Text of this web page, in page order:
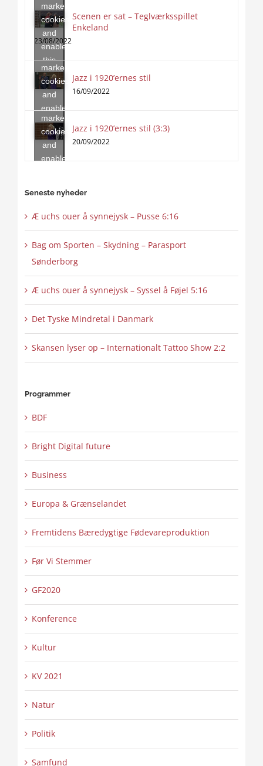
marketing
cookies
and
enable
this
content
Scenen er sat – Teglværksspillet
Enkeland
23/08/2022
Click
to
marketing
cookies
and
enable
this
content
Jazz i 1920’ernes stil
16/09/2022
Click
to
accept
marketing
cookies
and
enable
Jazz i 1920’ernes stil (3:3)
20/09/2022
Seneste nyheder
Æ uchs ouer å synnejysk – Pusse 6:16
Bag om Sporten – Skydning – Parasport
Sønderborg
Æ uchs ouer å synnejysk – Syssel å Føjel 5:16
Det Tyske Mindretal i Danmark
Skansen lyser op – Internationalt Tattoo Show 2:2
Programmer
BDF
Bright Digital future
Business
Europa & Grænselandet
Fremtidens Bæredygtige Fødevareproduktion
Før Vi Stemmer
GF2020
Konference
Kultur
KV 2021
Natur
Politik
Samfund